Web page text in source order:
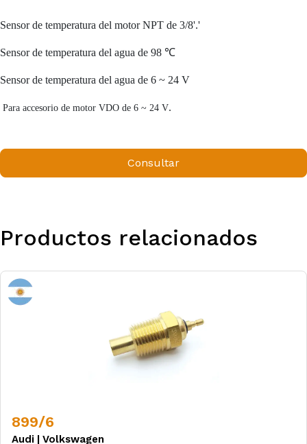
Sensor de temperatura del motor NPT de 3/8'.'
Sensor de temperatura del agua de 98 ℃
Sensor de temperatura del agua de 6 ~ 24 V
Para accesorio de motor VDO de 6 ~ 24 V.
Consultar
Productos relacionados
899/6
Audi | Volkswagen